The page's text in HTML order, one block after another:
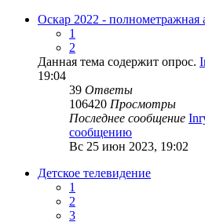
Оскар 2022 - полнометражная
1
2
Данная тема содержит опрос.
19:04
39 Ответы
106420 Просмотры
Последнее сообщение
сообщению
Вс 25 июн 2023, 19:02
Детское телевидение
1
2
3